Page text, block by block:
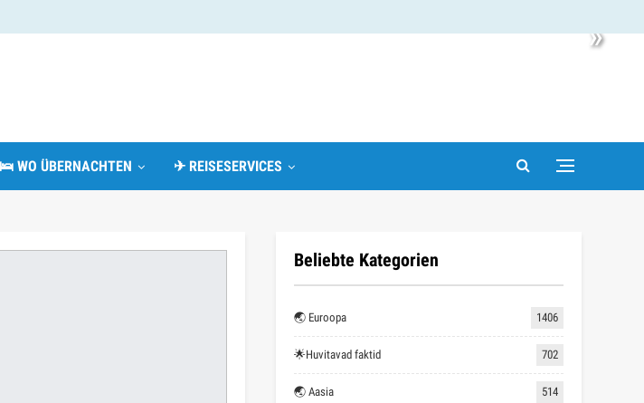
»
🛌 WO ÜBERNACHTEN ✈ REISESERVICES
Beliebte Kategorien
🌏 Euroopa 1406
🌟Huvitavad faktid 702
🌏 Aasia 514